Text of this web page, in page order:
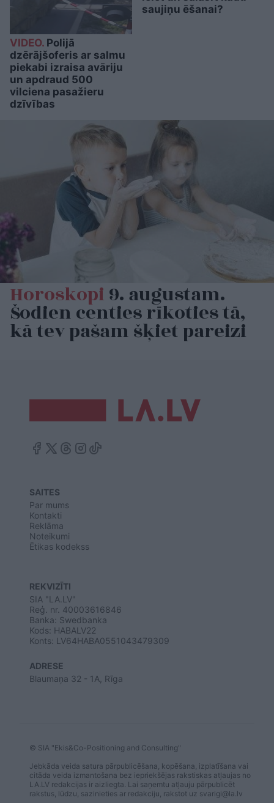
VIDEO. Polijā
dzērājšoferis ar salmu
piekabi izraisa avāriju
un apdraud 500
vilciena pasažieru
dzīvības
saujiņu ēšanai?
Horoskopi9. augustam.
Šodien centies rīkoties tā,
kā tev pašam šķiet pareizi
SAITES
Par mums
Kontakti
Reklāma
Noteikumi
Ētikas kodekss
REKVIZĪTI
SIA "LA.LV"
Reģ. nr. 40003616846
Banka: Swedbanka
Kods: HABALV22
Konts: LV64HABA0551043479309
ADRESE
Blaumaņa 32 - 1A, Rīga
© SIA "Ekis&Co-Positioning and Consulting"
Jebkāda veida satura pārpublicēšana, kopēšana, izplatīšana vai
citāda veida izmantošana bez iepriekšējas rakstiskas atļaujas no
LA.LV redakcijas ir aizliegta. Lai saņemtu atļauju pārpublicēt
rakstus, lūdzu, sazinieties ar redakciju, rakstot uz svarigi@la.lv